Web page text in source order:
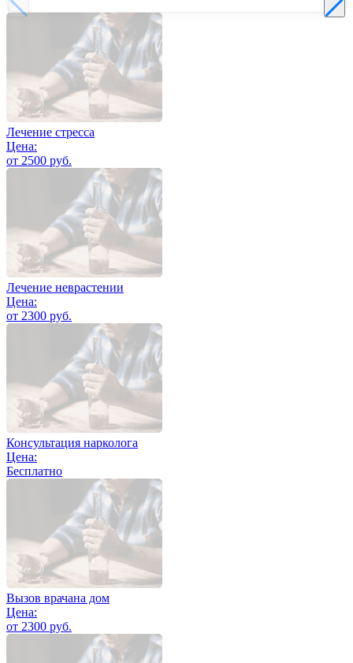
Лечение стресса
Цена:
от 2500 руб.
Лечение неврастении
Цена:
от 2300 руб.
Консультация нарколога
Цена:
Бесплатно
Вызов врачана дом
Цена:
от 2300 руб.